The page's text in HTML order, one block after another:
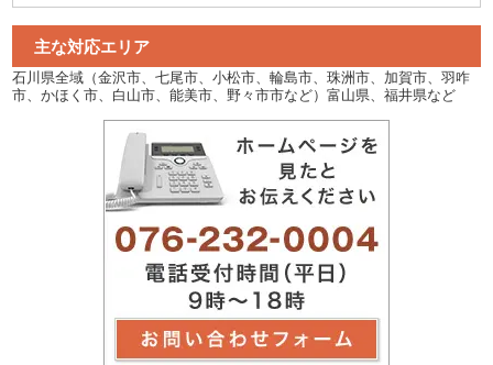
主な対応エリア
石川県全域（金沢市、七尾市、小松市、輪島市、珠洲市、加賀市、羽咋
市、かほく市、白山市、能美市、野々市市など）富山県、福井県など